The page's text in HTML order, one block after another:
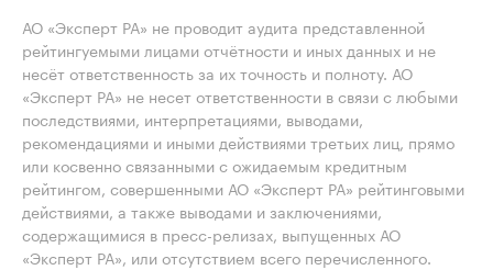
АО «Эксперт РА» не проводит аудита представленной
рейтингуемыми лицами отчётности и иных данных и не
несёт ответственность за их точность и полноту. АО
«Эксперт РА» не несет ответственности в связи с любыми
последствиями, интерпретациями, выводами,
рекомендациями и иными действиями третьих лиц, прямо
или косвенно связанными с ожидаемым кредитным
рейтингом, совершенными АО «Эксперт РА» рейтинговыми
действиями, а также выводами и заключениями,
содержащимися в пресс-релизах, выпущенных АО
«Эксперт РА», или отсутствием всего перечисленного.